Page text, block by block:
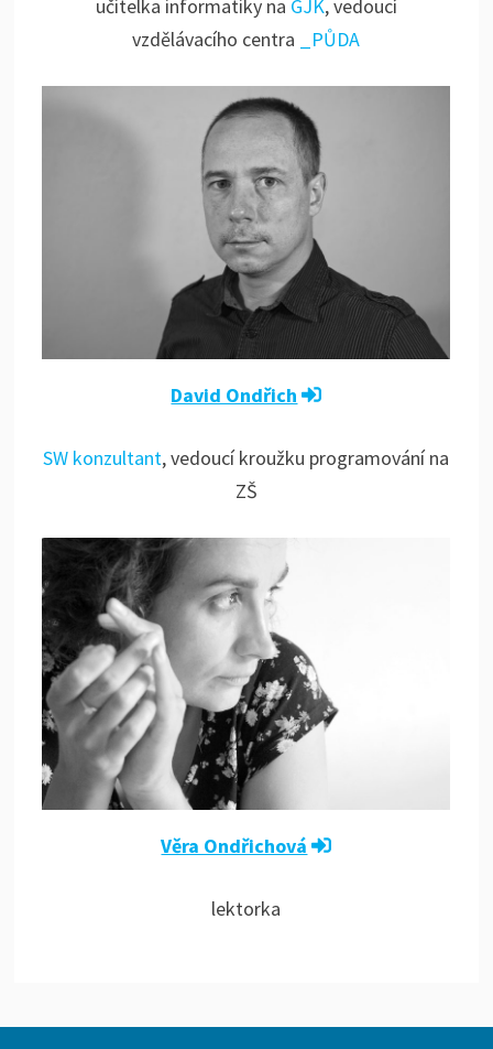
učitelka informatiky na GJK, vedoucí
vzdělávacího centra
_PŮDA
David Ondřich
SW konzultant, vedoucí kroužku programování na
ZŠ
Věra Ondřichová
lektorka